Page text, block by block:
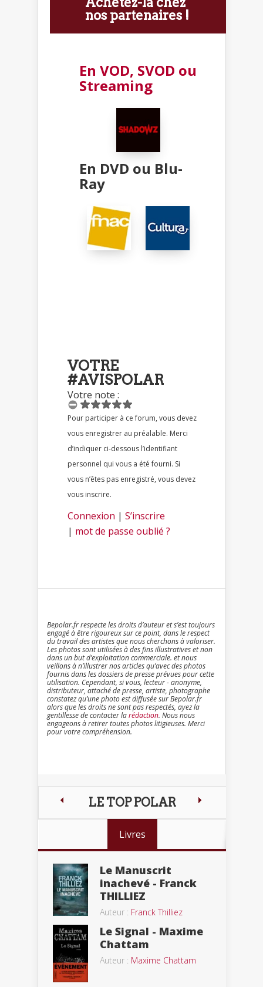
nos partenaires !
En VOD, SVOD ou
Streaming
En DVD ou Blu-
Ray
VOTRE
#AVISPOLAR
Votre note :
Pour participer à ce forum, vous devez
vous enregistrer au préalable. Merci
d’indiquer ci-dessous l’identifiant
personnel qui vous a été fourni. Si
vous n’êtes pas enregistré, vous devez
vous inscrire.
Connexion | S’inscrire
| mot de passe oublié ?
Bepolar.fr respecte les droits d’auteur et s’est toujours
engagé à être rigoureux sur ce point, dans le respect
du travail des artistes que nous cherchons à valoriser.
Les photos sont utilisées à des fins illustratives et non
dans un but d’exploitation commerciale. et nous
veillons à n’illustrer nos articles qu’avec des photos
fournis dans les dossiers de presse prévues pour cette
utilisation. Cependant, si vous, lecteur - anonyme,
distributeur, attaché de presse, artiste, photographe
constatez qu’une photo est diffusée sur Bepolar.fr
alors que les droits ne sont pas respectés, ayez la
gentillesse de contacter larédaction. Nous nous
engageons à retirer toutes photos litigieuses. Merci
pour votre compréhension.
LE TOP POLAR
Livres
Le Manuscrit
inachevé - Franck
THILLIEZ
Auteur : Franck Thilliez
Le Signal - Maxime
Chattam
Auteur : Maxime Chattam